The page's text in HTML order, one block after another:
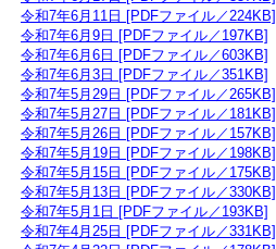
令和7年6月11日 [PDFファイル／224KB]
令和7年6月9日 [PDFファイル／197KB]
令和7年6月6日 [PDFファイル／603KB]
令和7年6月3日 [PDFファイル／351KB]
令和7年5月29日 [PDFファイル／265KB]
令和7年5月27日 [PDFファイル／181KB]
令和7年5月26日 [PDFファイル／157KB]
令和7年5月19日 [PDFファイル／198KB]
令和7年5月15日 [PDFファイル／175KB]
令和7年5月13日 [PDFファイル／330KB]
令和7年5月1日 [PDFファイル／193KB]
令和7年4月25日 [PDFファイル／331KB]